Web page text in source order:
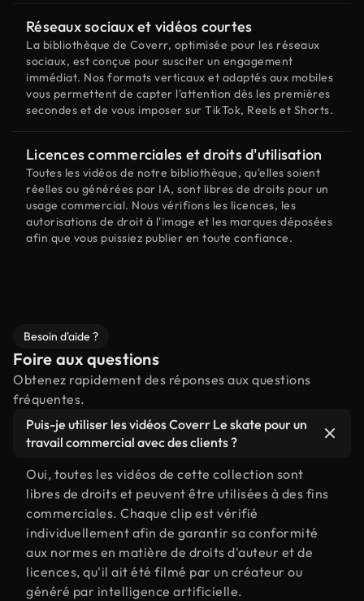
Réseaux sociaux et vidéos courtes
La bibliothèque de Coverr, optimisée pour les réseaux
sociaux, est conçue pour susciter un engagement
immédiat. Nos formats verticaux et adaptés aux mobiles
vous permettent de capter l'attention dès les premières
secondes et de vous imposer sur TikTok, Reels et Shorts.
Licences commerciales et droits d'utilisation
Toutes les vidéos de notre bibliothèque, qu'elles soient
réelles ou générées par IA, sont libres de droits pour un
usage commercial. Nous vérifions les licences, les
autorisations de droit à l'image et les marques déposées
afin que vous puissiez publier en toute confiance.
Besoin d'aide ?
Foire aux questions
Obtenez rapidement des réponses aux questions
fréquentes.
Puis-je utiliser les vidéos Coverr Le skate pour un
travail commercial avec des clients ?
Oui, toutes les vidéos de cette collection sont
libres de droits et peuvent être utilisées à des fins
commerciales. Chaque clip est vérifié
individuellement afin de garantir sa conformité
aux normes en matière de droits d'auteur et de
licences, qu'il ait été filmé par un créateur ou
généré par intelligence artificielle.